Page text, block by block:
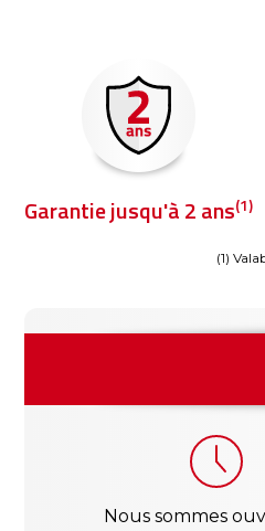
Garantie jusqu'à 2 ans(1)
(1)
Nous sommes